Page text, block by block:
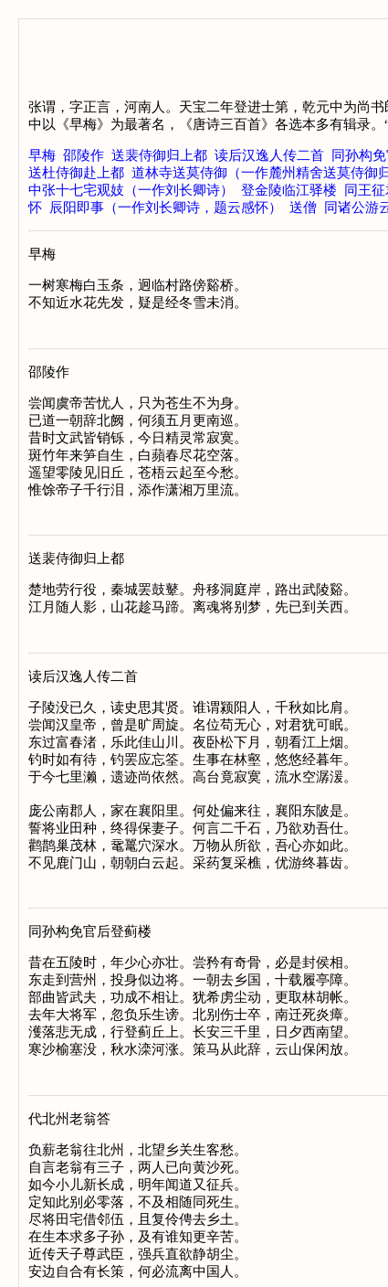
张谓，字正言，河南人。天宝二年登进士第，乾元中为尚
中以《早梅》为最著名，《唐诗三百首》各选本多有辑录
早梅 邵陵作 送裴侍御归上都 读后汉逸人传二首 同孙构
送杜侍御赴上都 道林寺送莫侍御（一作麓州精舍送莫侍御归
中张十七宅观妓（一作刘长卿诗）
登金陵临江驿楼 同王
怀
辰阳即事（一作刘长卿诗，题云感怀） 送僧 同诸公游
早梅
一树寒梅白玉条，迥临村路傍谿桥。
邵陵作
尝闻虞帝苦忧人，只为苍生不为身。
已道一朝辞北阙，何须五月更南巡。
昔时文武皆销铄，今日精灵常寂寞。
斑竹年来笋自生，白蘋春尽花空落。
遥望零陵见旧丘，苍梧云起至今愁。
送裴侍御归上都
楚地劳行役，秦城罢鼓鼙。舟移洞庭岸，路出武陵谿。
读后汉逸人传二首
子陵没已久，读史思其贤。谁谓颍阳人，千秋如比肩。
尝闻汉皇帝，曾是旷周旋。名位苟无心，对君犹可眠。
东过富春渚，乐此佳山川。夜卧松下月，朝看江上烟。
钓时如有待，钓罢应忘筌。生事在林壑，悠悠经暮年。
于今七里濑，遗迹尚依然。高台竟寂寞，流水空潺湲。
庞公南郡人，家在襄阳里。何处偏来往，襄阳东陂是。
誓将业田种，终得保妻子。何言二千石，乃欲劝吾仕。
鹳鹊巢茂林，鼋鼍穴深水。万物从所欲，吾心亦如此。
同孙构免官后登蓟楼
昔在五陵时，年少心亦壮。尝矜有奇骨，必是封侯相。
东走到营州，投身似边将。一朝去乡国，十载履亭障。
部曲皆武夫，功成不相让。犹希虏尘动，更取林胡帐。
去年大将军，忽负乐生谤。北别伤士卒，南迁死炎瘴。
濩落悲无成，行登蓟丘上。长安三千里，日夕西南望。
代北州老翁答
负薪老翁往北州，北望乡关生客愁。
自言老翁有三子，两人已向黄沙死。
如今小儿新长成，明年闻道又征兵。
定知此别必零落，不及相随同死生。
尽将田宅借邻伍，且复伶俜去乡土。
在生本求多子孙，及有谁知更辛苦。
近传天子尊武臣，强兵直欲静胡尘。